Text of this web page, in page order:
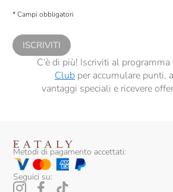
comunicazioni commerciali personalizzate, in
* Campi obbligatori
ISCRIVITI
C’è di più! Iscriviti al
Clubper accumulare punti,
vantaggi speciali e ricevere
Metodi di pagamento accettati:
Seguici su: